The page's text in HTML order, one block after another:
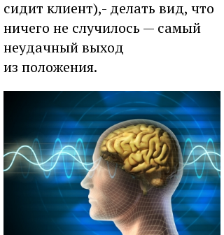
сидит клиент),- делать вид, что
ничего не случилось — самый
неудачный выход
из положения.